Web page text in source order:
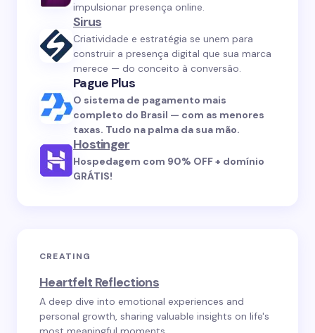
impulsionar presença online.
Sirus
Criatividade e estratégia se unem para
construir a presença digital que sua marca
merece — do conceito à conversão.
Pague Plus
O sistema de pagamento mais
completo do Brasil — com as menores
taxas. Tudo na palma da sua mão.
Hostinger
Hospedagem com 90% OFF + domínio
GRÁTIS!
CREATING
Heartfelt Reflections
A deep dive into emotional experiences and
personal growth, sharing valuable insights on life's